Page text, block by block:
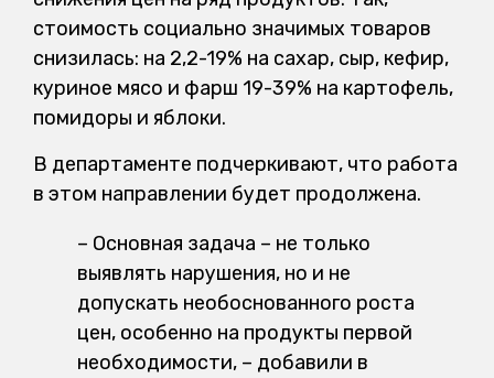
стоимость социально значимых товаров
снизилась: на 2,2-19% на сахар, сыр, кефир,
куриное мясо и фарш 19-39% на картофель,
помидоры и яблоки.
В департаменте подчеркивают, что работа
в этом направлении будет продолжена.
– Основная задача – не только
выявлять нарушения, но и не
допускать необоснованного роста
цен, особенно на продукты первой
необходимости, – добавили в